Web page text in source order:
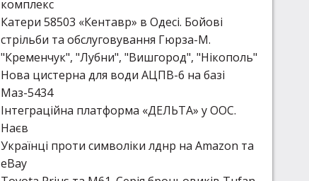
комплекс
Катери 58503 «Кентавр» в Одесі. Бойові
стрільби та обслуговування Гюрза-М.
"Кременчук", "Лубни", "Вишгород", "Нікополь"
Нова цистерна для води АЦПВ-6 на базі
Маз-5434
Інтеграційна платформа «ДЕЛЬТА» у ООС.
Наєв
Українці проти символіки лднр на Amazon та
eBay